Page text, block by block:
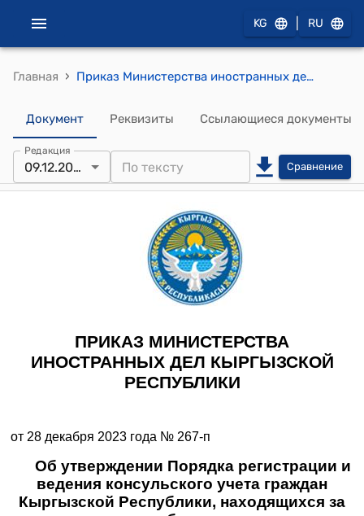
KG RU
Главная › Приказ Министерства иностранных дел Кыргызской Республики от 28 декабря 2023 года № 267-п "Об утверждении Порядка регистрации и ведения консульского учета граждан Кыргызской Республики, находящихся за рубежом"
Документ Реквизиты Ссылающиеся документы
Редакция
09.12.2025 Сравнение